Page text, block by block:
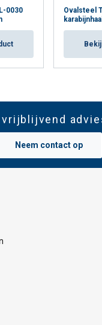
0030
Ovalsteel
vrijblijvend
Neem contact op